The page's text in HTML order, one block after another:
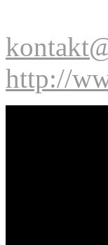
http://